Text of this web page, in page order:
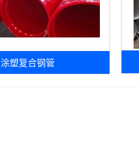
涂塑复合钢管